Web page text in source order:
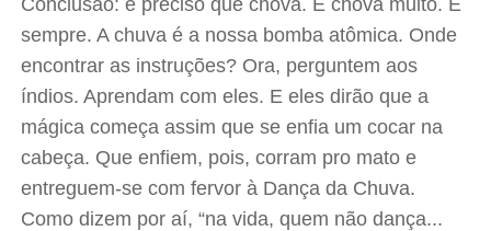
Conclusão: é preciso que chova. E chova muito. E
sempre. A chuva é a nossa bomba atômica. Onde
encontrar as instruções? Ora, perguntem aos
índios. Aprendam com eles. E eles dirão que a
mágica começa assim que se enfia um cocar na
cabeça. Que enfiem, pois, corram pro mato e
entreguem-se com fervor à Dança da Chuva.
Como dizem por aí, “na vida, quem não dança...